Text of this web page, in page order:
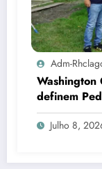
Adm-
Washington
definem
candidatos
Julho 8,